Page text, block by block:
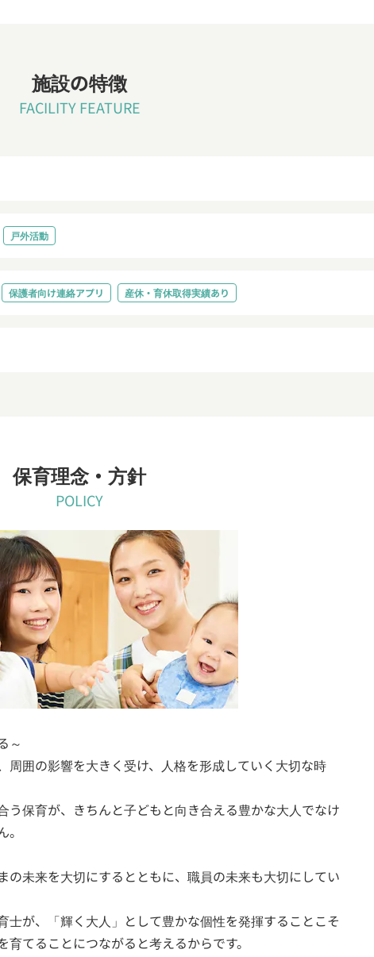
施設の特徴
FACILITY FEATURE
戸外活動
保護者向け連絡アプリ 産休・育休取得実績あり
保育理念・方針
POLICY
～
周囲の影響を大きく受け、人格を形成していく大切な時
う保育が、きちんと子どもと向き合える豊かな大人でなけ
の未来を大切にするとともに、職員の未来も大切にしてい
士が、「輝く大人」として豊かな個性を発揮することこそ
てることにつながると考えるからです。